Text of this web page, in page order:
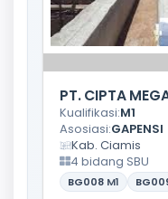
PT. CIPTA
Kualifikasi:M1
Asosiasi:GAPENSI
Kab. Ciamis
4 bidang SBU
BG008 M1